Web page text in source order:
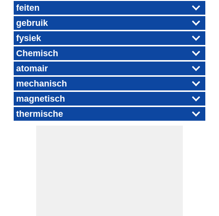
feiten
gebruik
fysiek
Chemisch
atomair
mechanisch
magnetisch
thermische